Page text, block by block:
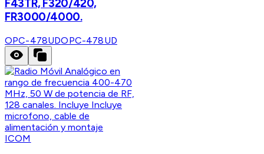
F43TR, F320/420,
FR3000/4000.
OPC-478UDOPC-478UD
ICOM